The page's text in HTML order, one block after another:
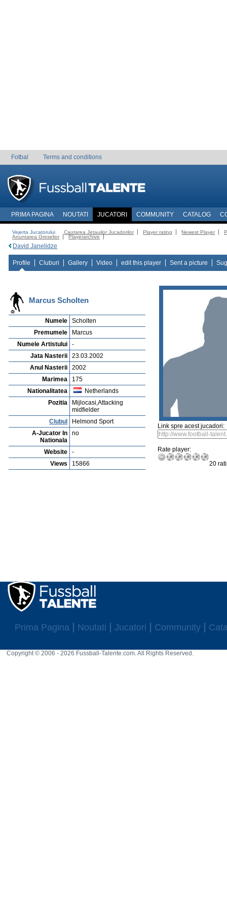
Fotbal Terms and conditions
PRIMA PAGINA NOUTATI JUCATORI COMMUNITY CATALOG
Vejerta Jucatorului Cautarea Jetauilor Jucadorilor Player rating Newest Player
Anuntarea Greselior
Playerarchive
David Janelidze
Profile Cluburi Gallery Video edit this player Sent a picture
Marcus Scholten
Numele
Scholten
Premumele
Marcus
Numele Artistului
-
Jata Nasterii
23.03.2002
Anul Nasterii
2002
Marimea
175
Nationalitatea
Netherlands
Pozitia
Mijlocasi,Attacking
midfielder
Clubul
Helmond Sport
A-Jucator In
Nationala
no
Website
-
Views
15866
Link spre acest jucadori:
Rate player:
20
Prima Pagina Noutati Jucatori Community
Copyright © 2006 - 2026 Fussball-Talente.com. All Rights Reserved.